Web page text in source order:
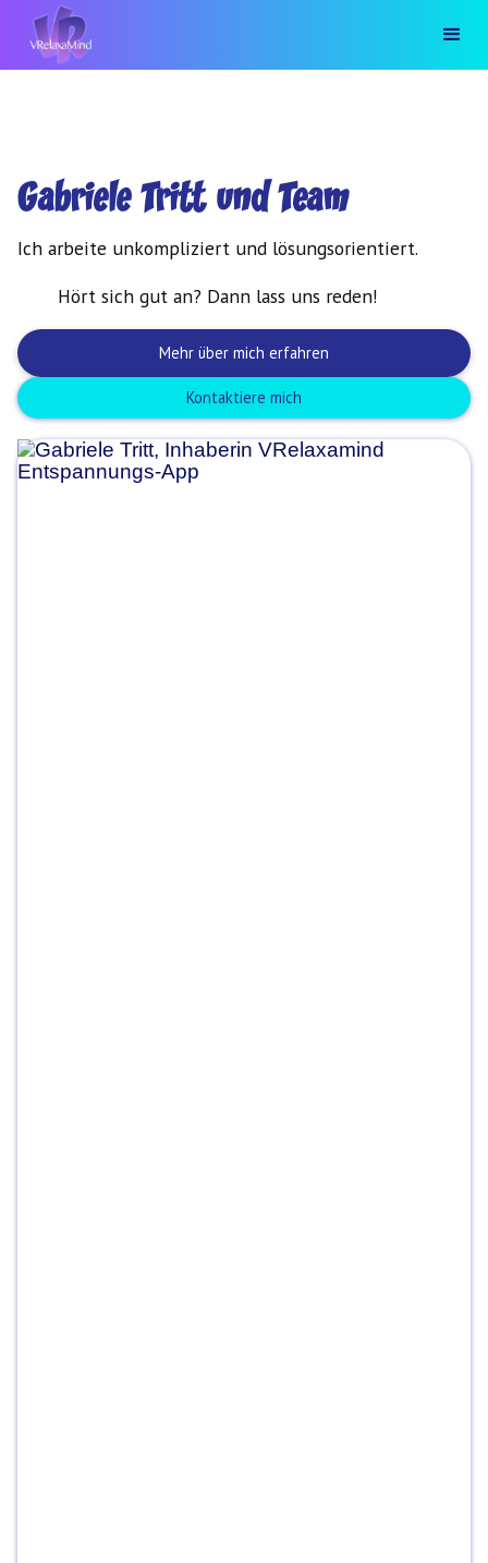
Gabriele Tritt und Team
Ich arbeite unkompliziert und lösungsorientiert.
Hört sich gut an? Dann lass uns reden!
Mehr über mich erfahren
Kontaktiere mich